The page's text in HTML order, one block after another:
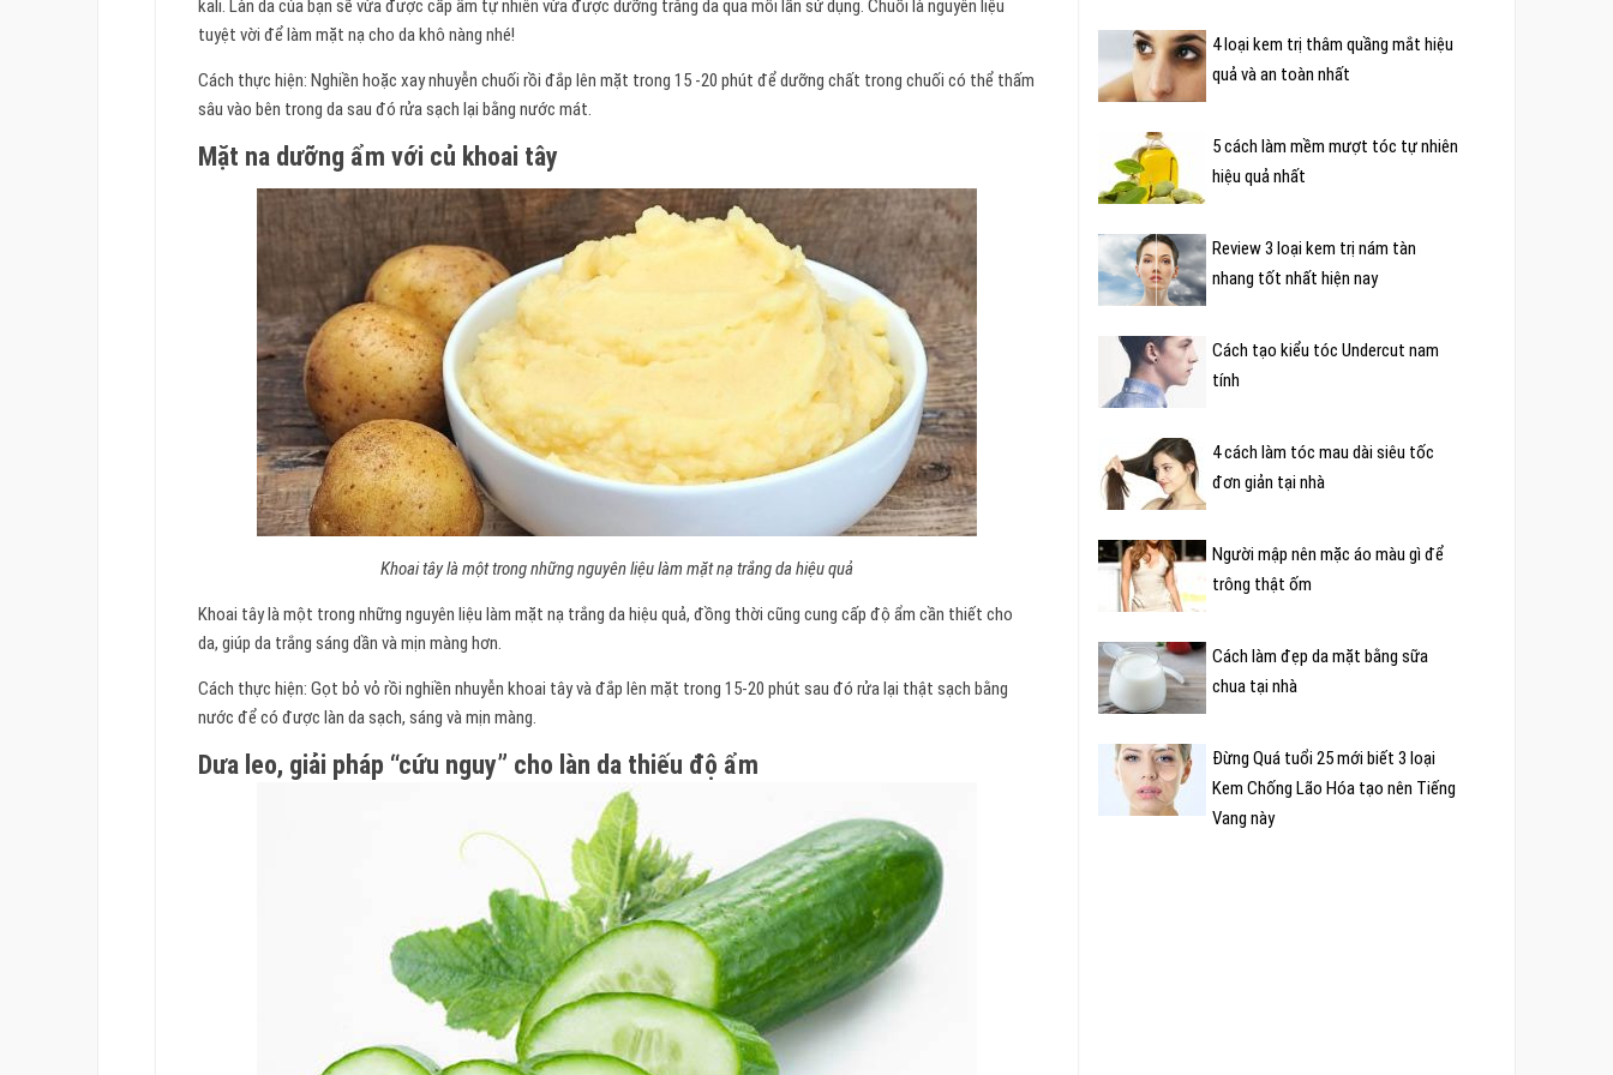
kali. Làn da của bạn sẽ vừa được cấp ẩm tự nhiên vừa được dưỡng trắng da qua mỗi lần sử dụng. Chuối là nguyên liệu
tuyệt vời để làm mặt nạ cho da khô nàng nhé!
Cách thực hiện: Nghiền hoặc xay nhuyễn chuối rồi đắp lên mặt trong 15 -20 phút để dưỡng chất trong chuối có thể thấm
sâu vào bên trong da sau đó rửa sạch lại bằng nước mát.
Mặt na dưỡng ẩm với củ khoai tây
Khoai tây là một trong những nguyên liệu làm mặt nạ trắng da hiệu quả
Khoai tây là một trong những nguyên liệu làm mặt nạ trắng da hiệu quả, đồng thời cũng cung cấp độ ẩm cần thiết cho
da, giúp da trắng sáng dần và mịn màng hơn.
Cách thực hiện: Gọt bỏ vỏ rồi nghiền nhuyễn khoai tây và đắp lên mặt trong 15-20 phút sau đó rửa lại thật sạch bằng
nước để có được làn da sạch, sáng và mịn màng.
Dưa leo, giải pháp “cứu nguy” cho làn da thiếu độ ẩm
4 loại kem trị thâm quầng mắt hiệu
quả và an toàn nhất
5 cách làm mềm mượt tóc tự nhiên
hiệu quả nhất
Review 3 loại kem trị nám tàn
nhang tốt nhất hiện nay
Cách tạo kiểu tóc Undercut nam
tính
4 cách làm tóc mau dài siêu tốc
đơn giản tại nhà
Người mập nên mặc áo màu gì để
trông thật ốm
Cách làm đẹp da mặt bằng sữa
chua tại nhà
Đừng Quá tuổi 25 mới biết 3 loại
Kem Chống Lão Hóa tạo nên Tiếng
Vang này